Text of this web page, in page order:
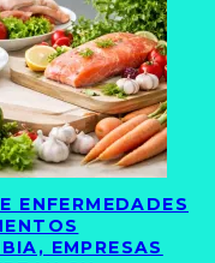
ENFERMEDADES
EMPRESAS